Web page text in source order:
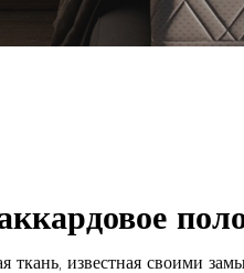
ткань, известная своими